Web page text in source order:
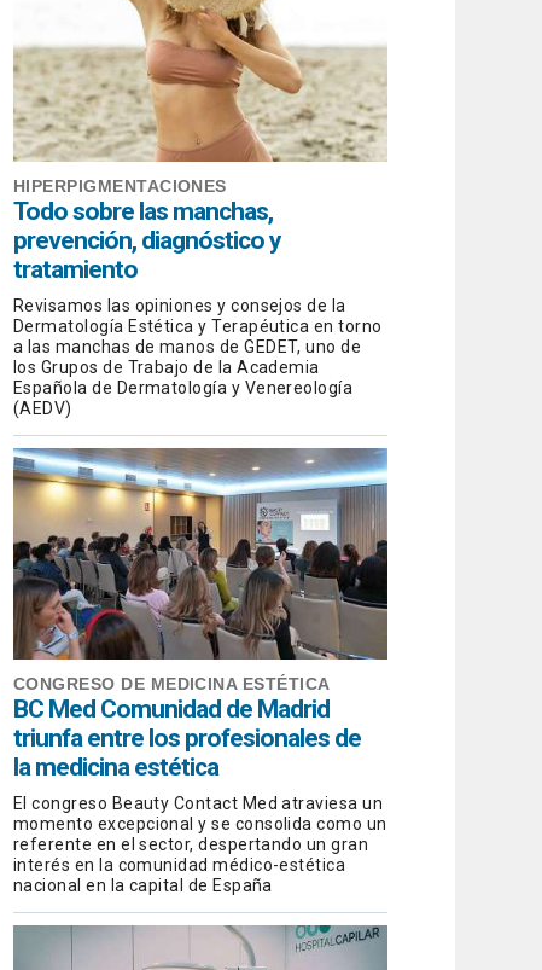
HIPERPIGMENTACIONES
Todo sobre las manchas,
prevención, diagnóstico y
tratamiento
Revisamos las opiniones y consejos de la
Dermatología Estética y Terapéutica en torno
a las manchas de manos de GEDET, uno de
los Grupos de Trabajo de la Academia
Española de Dermatología y Venereología
(AEDV)
CONGRESO DE MEDICINA ESTÉTICA
BC Med Comunidad de Madrid
triunfa entre los profesionales de
la medicina estética
El congreso Beauty Contact Med atraviesa un
momento excepcional y se consolida como un
referente en el sector, despertando un gran
interés en la comunidad médico-estética
nacional en la capital de España